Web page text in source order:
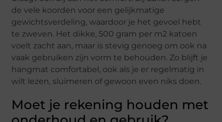
de vele koorden voor een gelijkmatige
gewichtsverdeling, waardoor je het gevoel hebt
te zweven. Het dikke, 500 gram per m2 katoen
voelt zacht aan, maar is stevig genoeg om ook na
vaak gebruiken zijn vorm te behouden. Zo blijft je
hangmat comfortabel, ook als je er regelmatig in
wilt lezen, sluimeren of gewoon even niks doen.
Moet je rekening houden met